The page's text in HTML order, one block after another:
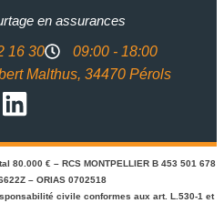
en assurances
16 30
09:00 - 18:00
Malthus, 34470 Pérols
80.000 € – RCS MONTPELLIER B 453 501 678
– ORIAS 0702518
civile conformes aux art. L.530-1 et